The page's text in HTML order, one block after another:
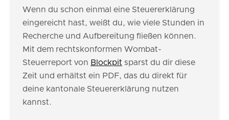
Wenn du schon einmal eine Steuererklärung
eingereicht hast, weißt du, wie viele Stunden in
Recherche und Aufbereitung fließen können.
Mit dem rechtskonformen Wombat-
Steuerreport von Blockpit sparst du dir diese
Zeit und erhältst ein PDF, das du direkt für
deine kantonale Steuererklärung nutzen
kannst.